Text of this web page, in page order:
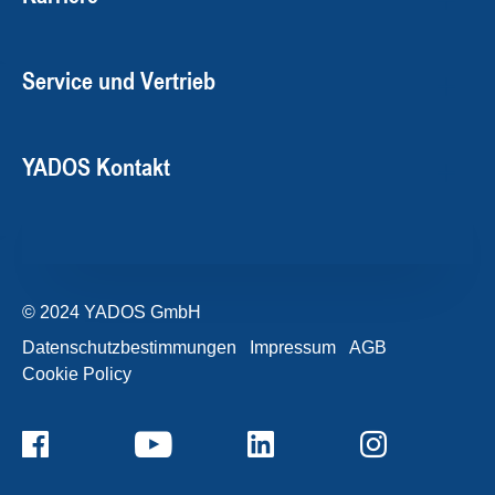
Service und Vertrieb
YADOS Kontakt
© 2024 YADOS GmbH
Datenschutzbestimmungen
Impressum
AGB
Cookie Policy